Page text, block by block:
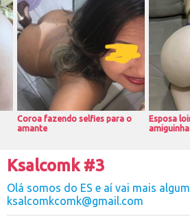
Coroa fazendo selfies para o
amante
Esposa
amiguinha
Ksalcomk #3
Olá somos do ES e aí vai mais
ksalcomkcomk@gmail.com